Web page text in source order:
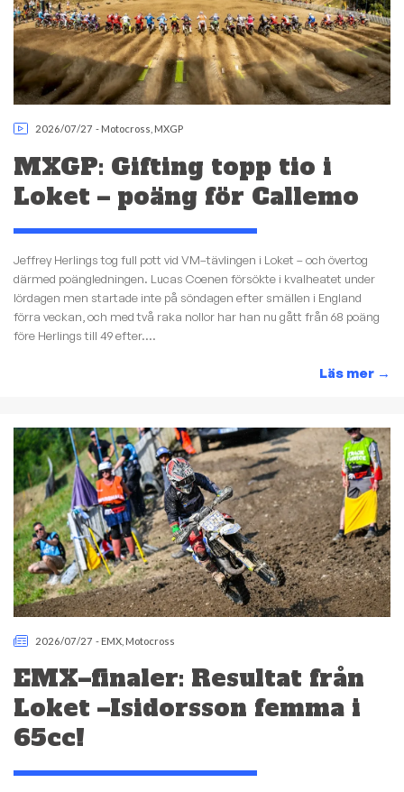
2026/07/27 - Motocross MXGP
MXGP: Gifting topp tio i
Loket – poäng för Callemo
Jeffrey Herlings tog full pott vid VM–tävlingen i Loket – och övertog
därmed poängledningen. Lucas Coenen försökte i kvalheatet under
lördagen men startade inte på söndagen efter smällen i England
förra veckan, och med två raka nollor har han nu gått från 68 poäng
före Herlings till 49 efter....
Läs mer →
2026/07/27 - EMX Motocross
EMX–finaler: Resultat från
Loket –Isidorsson femma i
65cc!